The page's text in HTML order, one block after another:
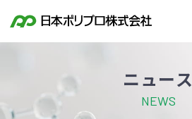
ニュース
NEWS